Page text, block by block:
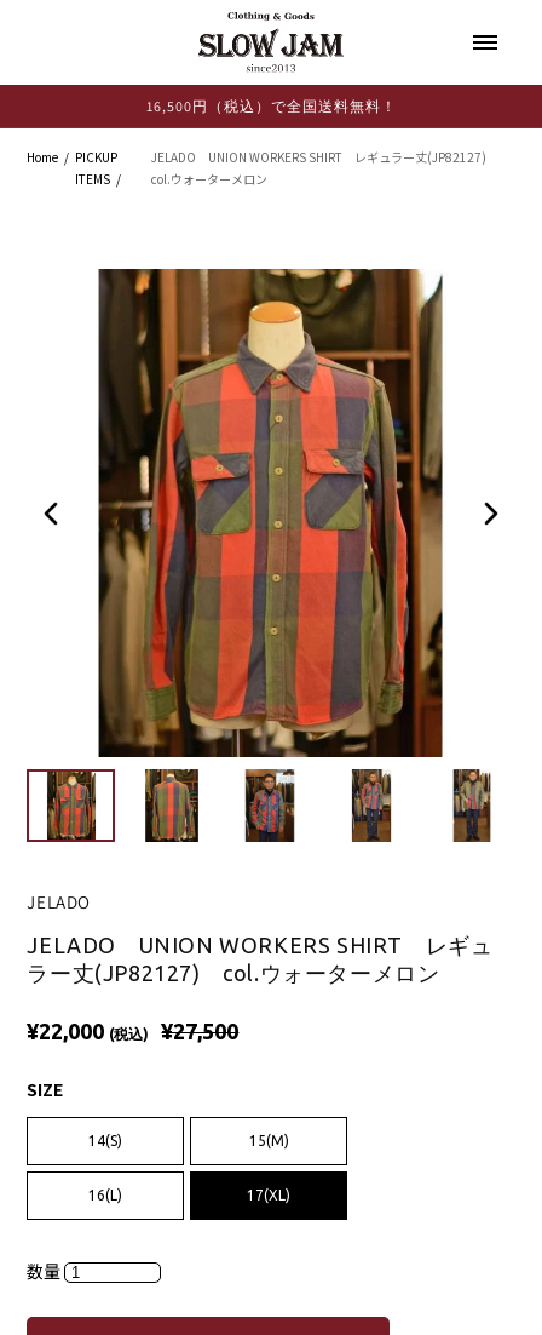
16,500円（税込）で全国送料無料！
Home
PICKUP
ITEMS
JELADO UNION WORKERS SHIRT レギュラー丈(JP82127)
col.ウォーターメロン
JELADO
JELADO UNION WORKERS SHIRT レギュ
ラー丈(JP82127) col.ウォーターメロン
¥22,000 (税込) ¥27,500
SIZE
14(S) 15(M)
16(L) 17(XL)
数量